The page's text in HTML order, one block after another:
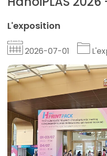
L'exposition
2026-07-01